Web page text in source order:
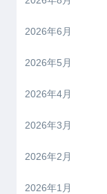
2026年6月
2026年5月
2026年4月
2026年3月
2026年2月
2026年1月